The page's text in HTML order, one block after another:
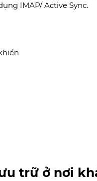
IMAP/ Active Sync.
trữ ở nơi